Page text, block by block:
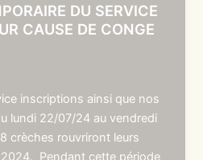
DU SERVICE
CAUSE DE CONGE
inscriptions ainsi que nos
lundi 22/07/24 au vendredi
crèches rouvriront leurs
Pendant cette période